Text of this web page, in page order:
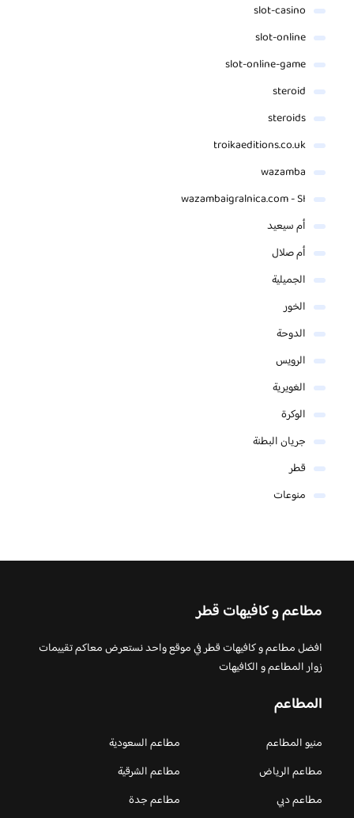
slot-casino
slot-online
slot-online-game
steroid
steroids
troikaeditions.co.uk
wazamba
wazambaigralnica.com - SI
أم سيعيد
أم صلال
الجميلية
الخور
الدوحة
الرويس
الغويرية
الوكرة
جريان البطنة
قطر
منوعات
مطاعم و كافيهات قطر
افضل مطاعم و كافيهات قطر في موقع واحد نستعرض معاكم تقييمات
زوار المطاعم و الكافيهات
المطاعم
منيو المطاعم
مطاعم السعودية
مطاعم الرياض
مطاعم الشرقية
مطاعم دبي
مطاعم جدة